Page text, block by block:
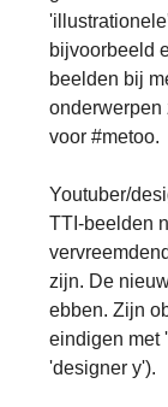
bijvoorbeeld
beelden bij
onderwerpen
voor #metoo.
Youtuber/
TTI-beelden
zijn. De
ebben. Zijn
eindigen met
'designer y').